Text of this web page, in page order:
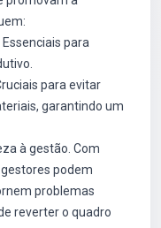
Essenciais para
para evitar
garantindo um
à gestão. Com
podem
problemas
reverter o quadro